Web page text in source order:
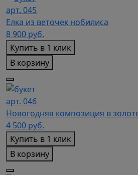
арт. 045
Елка из веточек нобилиса
8 900 руб.
Купить в 1 клик
В корзину
арт. 046
Новогодняя композиция в
4 500 руб.
Купить в 1 клик
В корзину